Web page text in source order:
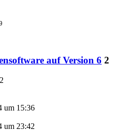
auf Version 6 2
2
um 15:36
um 23:42